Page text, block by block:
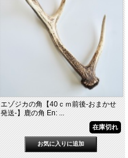
エゾジカの角【40ｃｍ前後-おまかせ
発送-】鹿の角 En: ...
在庫切れ